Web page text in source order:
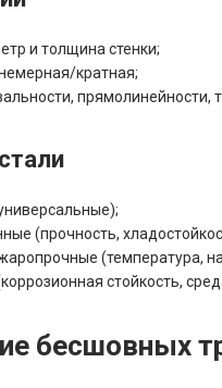
и толщина стенки;
кратная;
прямолинейности,
(прочность,
(температура,
стойкость,
бесшовных